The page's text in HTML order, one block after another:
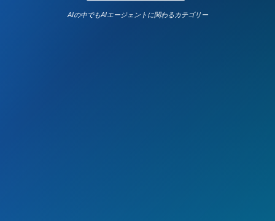
AIの中でもAIエージェントに関わるカテゴリー